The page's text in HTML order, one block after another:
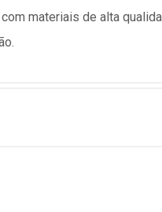
materiais de alta